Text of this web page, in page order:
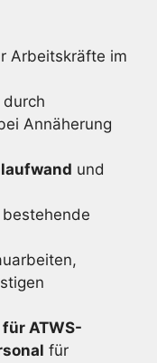
Arbeitskräfte im
durch
Annäherung
und
bestehende
ATWS-
für